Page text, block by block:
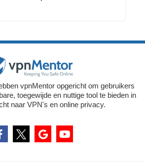
vpnMentor opgericht om gebruikers
toegewijde en nuttige tool te bieden in
naar VPN's en online privacy.